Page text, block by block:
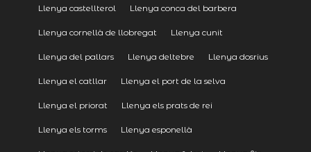
Llenya castellterol Llenya conca del barbera
Llenya cornellà de llobregat Llenya cunit
Llenya del pallars Llenya deltebre Llenya dosrius
Llenya el catllar Llenya el port de la selva
Llenya el priorat Llenya els prats de rei
Llenya els torms Llenya esponellà